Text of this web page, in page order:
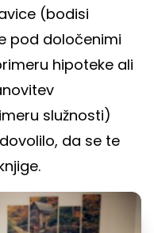
(bodisi
pod določenimi
hipoteke ali
služnosti)
da se te